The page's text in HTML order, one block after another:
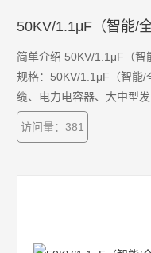
简单介绍 50KV/1.1μF（
规格：50KV/1.1μF（智能/
缆、电力电容器、大中型发
访问量：381